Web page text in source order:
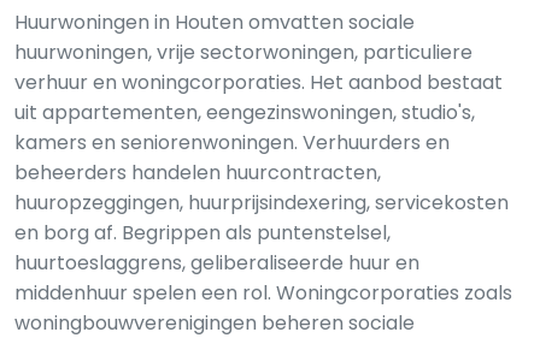
Huurwoningen in Houten omvatten sociale
huurwoningen, vrije sectorwoningen, particuliere
verhuur en woningcorporaties. Het aanbod bestaat
uit appartementen, eengezinswoningen, studio's,
kamers en seniorenwoningen. Verhuurders en
beheerders handelen huurcontracten,
huuropzeggingen, huurprijsindexering, servicekosten
en borg af. Begrippen als puntenstelsel,
huurtoeslaggrens, geliberaliseerde huur en
middenhuur spelen een rol. Woningcorporaties zoals
woningbouwverenigingen beheren sociale